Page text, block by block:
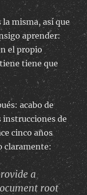
la misma, así que
aprender:
el propio
tiene que
acabo de
instrucciones de
cinco años
claramente:
a
root